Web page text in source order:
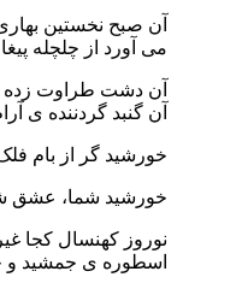
آن صبح نخستین
می آورد از چلچله
آن دشت طراوت زده
آن گنبد گردننده ی
خورشید گر از بام
خورشید شما، عشق
نوروز کهنسال کجا
اسطوره ی جمشید و